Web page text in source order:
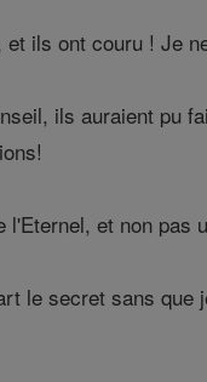
ils ont couru ! Je
ils auraient pu
et non pas
le secret sans